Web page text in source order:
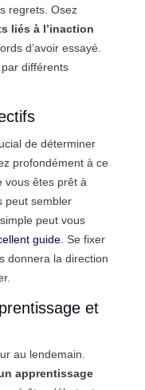
regrets. Osez
liés à l’inaction
d’avoir essayé.
différents
de déterminer
profondément à ce
vous êtes prêt à
peut sembler
peut vous
guide. Se fixer
donnera la direction
et
au lendemain.
apprentissage